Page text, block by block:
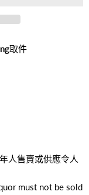
取件
人售賣或供應令人
must not be sold